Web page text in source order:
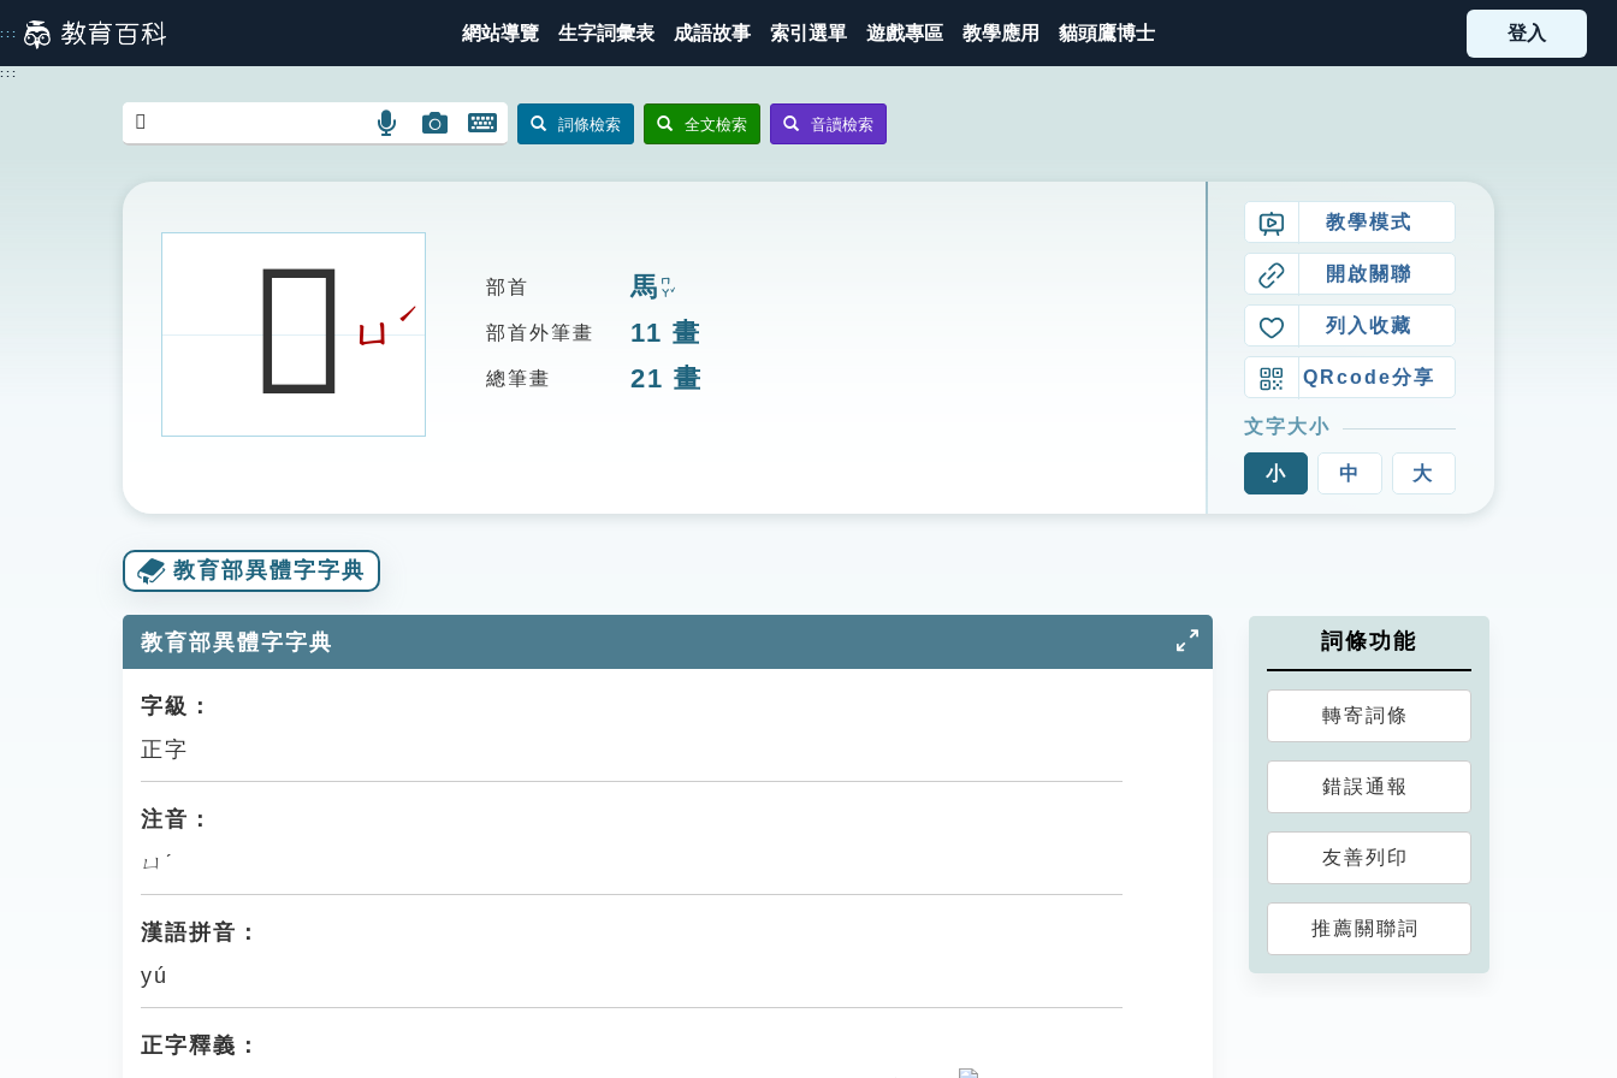
到
主
::: 網站導覽 生字詞彙表 成語故事 索引選單 遊戲專區 教學應用 貓頭鷹博士 登入
:::
語
搜
圖
圖
搜
開
鍵
詞條檢索 全文檢索 音讀檢索
𩥭ㄩ
ˊ
部首 馬ㄇㄚˇ
部首外筆畫 11 畫
總筆畫 21 畫
教學模式
開啟關聯
列入收藏
QRcode分享
文字大小
小 中 大
教育部異體字字典
教育部異體字字典
字級：
正字
注音：
ㄩˊ
漢語拼音：
yú
正字釋義：
詞條功能
轉寄詞條
錯誤通報
友善列印
推薦關聯詞